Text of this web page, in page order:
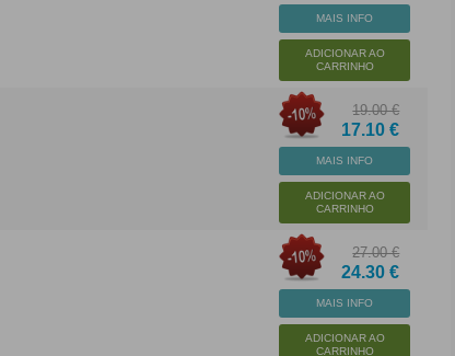
MAIS INFO
ADICIONAR AO
CARRINHO
19.00 €
17.10 €
MAIS INFO
ADICIONAR AO
CARRINHO
27.00 €
24.30 €
MAIS INFO
ADICIONAR AO
CARRINHO